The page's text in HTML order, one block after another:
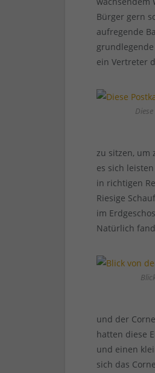
Bürger gern
aufregende
ein Vertreter
zu sitzen, um
es sich
in richtigen
Riesige
im
Natürlich
und der
hatten diese
und einen
sich das